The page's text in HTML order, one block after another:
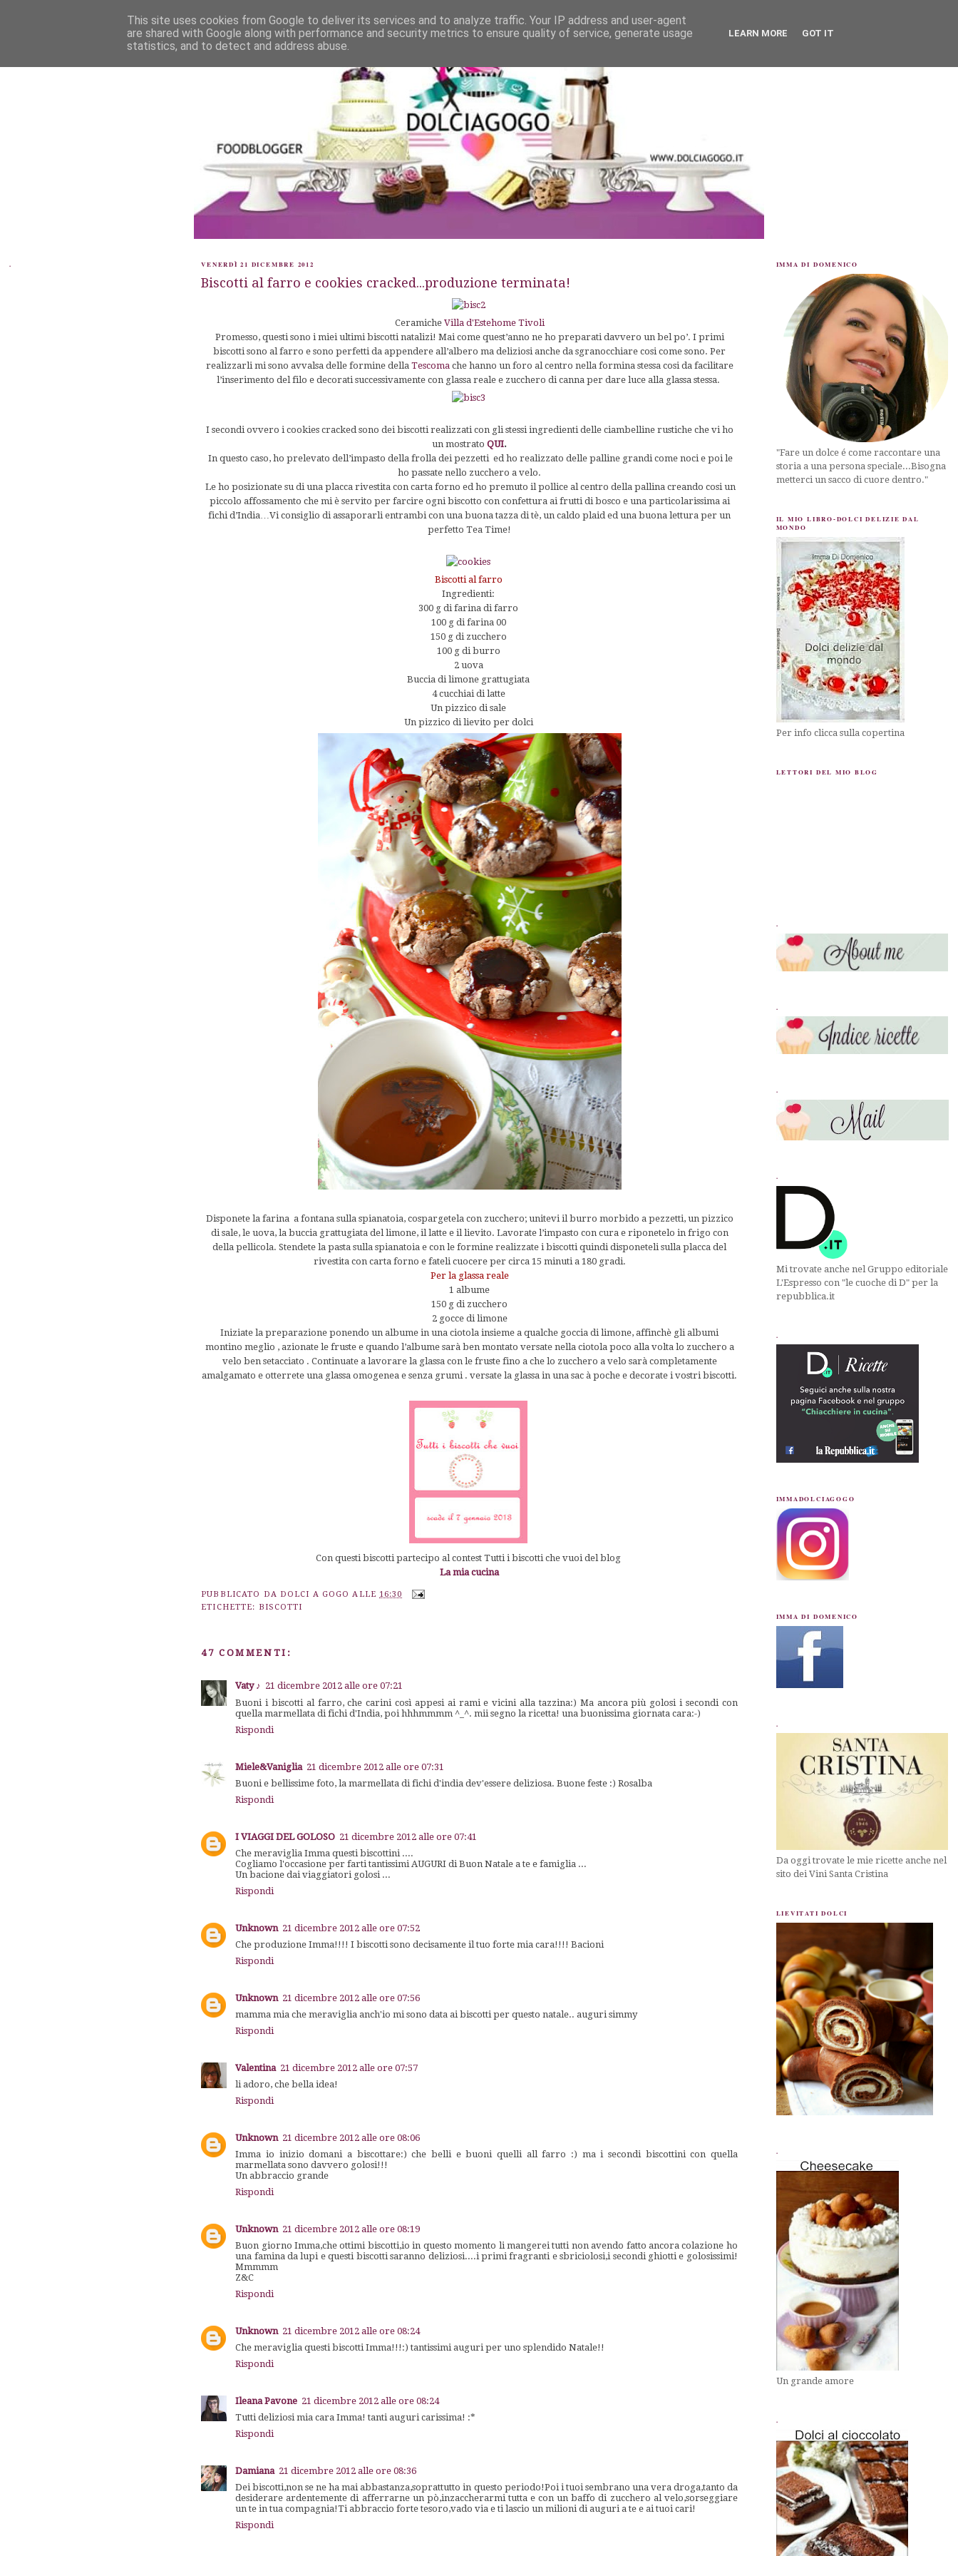
. VENERDÌ 21 DICEMBRE 2012
Biscotti al farro e cookies cracked...produzione terminata!
Ceramiche Villa d'Estehome Tivoli
Promesso, questi sono i miei ultimi biscotti natalizi! Mai come quest’anno ne ho preparati davvero un bel po’. I primi
biscotti sono al farro e sono perfetti da appendere all’albero ma deliziosi anche da sgranocchiare cosi come sono. Per
realizzarli mi sono avvalsa delle formine della Tescoma che hanno un foro al centro nella formina stessa cosi da facilitare
l’inserimento del filo e decorati successivamente con glassa reale e zucchero di canna per dare luce alla glassa stessa.
I secondi ovvero i cookies cracked sono dei biscotti realizzati con gli stessi ingredienti delle ciambelline rustiche che vi ho
un mostratoQUI.
In questo caso, ho prelevato dell’impasto della frolla dei pezzetti ed ho realizzato delle palline grandi come noci e poi le
ho passate nello zucchero a velo.
Le ho posizionate su di una placca rivestita con carta forno ed ho premuto il pollice al centro della pallina creando cosi un
piccolo affossamento che mi è servito per farcire ogni biscotto con confettura ai frutti di bosco e una particolarissima ai
fichi d’India…Vi consiglio di assaporarli entrambi con una buona tazza di tè, un caldo plaid ed una buona lettura per un
perfetto Tea Time!
Biscotti al farro
Ingredienti:
300 g di farina di farro
100 g di farina 00
150 g di zucchero
100 g di burro
2 uova
Buccia di limone grattugiata
4 cucchiai di latte
Un pizzico di sale
Un pizzico di lievito per dolci
Disponete la farina a fontana sulla spianatoia, cospargetela con zucchero; unitevi il burro morbido a pezzetti, un pizzico
di sale, le uova, la buccia grattugiata del limone, il latte e il lievito. Lavorate l’impasto con cura e riponetelo in frigo con
della pellicola. Stendete la pasta sulla spianatoia e con le formine realizzate i biscotti quindi disponeteli sulla placca del
rivestita con carta forno e fateli cuocere per circa 15 minuti a 180 gradi.
Per la glassa reale
1 albume
150 g di zucchero
2 gocce di limone
Iniziate la preparazione ponendo un albume in una ciotola insieme a qualche goccia di limone, affinchè gli albumi
montino meglio , azionate le fruste e quando l’albume sarà ben montato versate nella ciotola poco alla volta lo zucchero a
velo ben setacciato . Continuate a lavorare la glassa con le fruste fino a che lo zucchero a velo sarà completamente
amalgamato e otterrete una glassa omogenea e senza grumi . versate la glassa in una sac à poche e decorate i vostri biscotti.
Con questi biscotti partecipo al contest Tutti i biscotti che vuoi del blog
La mia cucina
PUBBLICATO DA DOLCI A GOGO ALLE 16:30
ETICHETTE: BISCOTTI
47 COMMENTI:
Vaty ♪ 21 dicembre 2012 alle ore 07:21
Buoni i biscotti al farro, che carini così appesi ai rami e vicini alla tazzina:) Ma ancora più golosi i secondi con
quella marmellata di fichi d'India, poi hhhmmmm ^_^. mii segno la ricetta! una buonissima giornata cara:-)
Rispondi
Miele&Vaniglia 21 dicembre 2012 alle ore 07:31
Buoni e bellissime foto, la marmellata di fichi d'india dev'essere deliziosa. Buone feste :) Rosalba
Rispondi
I VIAGGI DEL GOLOSO 21 dicembre 2012 alle ore 07:41
Che meraviglia Imma questi biscottini ....
Cogliamo l'occasione per farti tantissimi AUGURI di Buon Natale a te e famiglia ...
Un bacione dai viaggiatori golosi ...
Rispondi
Unknown 21 dicembre 2012 alle ore 07:52
Che produzione Imma!!!! I biscotti sono decisamente il tuo forte mia cara!!!! Bacioni
Rispondi
Unknown 21 dicembre 2012 alle ore 07:56
mamma mia che meraviglia anch'io mi sono data ai biscotti per questo natale.. auguri simmy
Rispondi
Valentina 21 dicembre 2012 alle ore 07:57
li adoro, che bella idea!
Rispondi
Unknown 21 dicembre 2012 alle ore 08:06
Imma io inizio domani a biscottare:) che belli e buoni quelli all farro :) ma i secondi biscottini con quella
marmellata sono davvero golosi!!!
Un abbraccio grande
Rispondi
Unknown 21 dicembre 2012 alle ore 08:19
Buon giorno Imma,che ottimi biscotti,io in questo momento li mangerei tutti non avendo fatto ancora colazione ho
una famina da lupi e questi biscotti saranno deliziosi....i primi fragranti e sbriciolosi,i secondi ghiotti e golosissimi!
Mmmmm
Z&C
Rispondi
Unknown 21 dicembre 2012 alle ore 08:24
Che meraviglia questi biscotti Imma!!!:) tantissimi auguri per uno splendido Natale!!
Rispondi
Ileana Pavone 21 dicembre 2012 alle ore 08:24
Tutti deliziosi mia cara Imma! tanti auguri carissima! :*
Rispondi
Damiana 21 dicembre 2012 alle ore 08:36
Dei biscotti,non se ne ha mai abbastanza,soprattutto in questo periodo!Poi i tuoi sembrano una vera droga,tanto da
desiderare ardentemente di afferrarne un pò,inzaccherarmi tutta e con un baffo di zucchero al velo,sorseggiare
un te in tua compagnia!Ti abbraccio forte tesoro,vado via e ti lascio un milioni di auguri a te e ai tuoi cari!
Rispondi
IMMA DI DOMENICO
"Fare un dolce é come raccontare una
storia a una persona speciale...Bisogna
metterci un sacco di cuore dentro."
IL MIO LIBRO-DOLCI DELIZIE DAL
MONDO
Per info clicca sulla copertina
LETTORI DEL MIO BLOG
.
.
.
.
Mi trovate anche nel Gruppo editoriale
L'Espresso con "le cuoche di D" per la
repubblica.it
.
IMMADOLCIAGOGO
IMMA DI DOMENICO
.
Da oggi trovate le mie ricette anche nel
sito dei Vini Santa Cristina
LIEVITATI DOLCI
.
Un grande amore
.
This site uses cookies from Google to deliver its services and to analyze traffic. Your IP address and user-agent
are shared with Google along with performance and security metrics to ensure quality of service, generate usage
statistics, and to detect and address abuse.
LEARN MORE GOT IT